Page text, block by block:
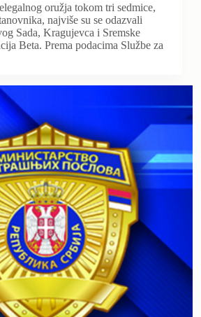
oružja tokom tri sedmice,
najviše su se odazvali
Sada, Kragujevca i Sremske
Beta. Prema podacima Službe za